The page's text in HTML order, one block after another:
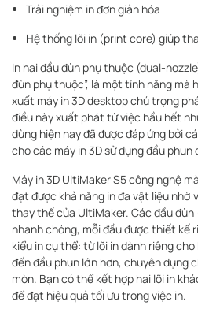
Trải nghiệm in đơn giản hóa
Hệ thống lõi in (print core) giúp
In hai đầu đùn phụ thuộc (dual-
đùn phụ thuộc”, là một tính năng mà
xuất máy in 3D desktop chú trọng
điều này xuất phát từ việc hầu hết
dùng hiện nay đã được đáp ứng bởi
cho các máy in 3D sử dụng đầu phun
Máy in 3D UltiMaker S5 công nghệ
đạt được khả năng in đa vật liệu nhờ
thay thế của UltiMaker. Các đầu
nhanh chóng, mỗi đầu được thiết kế
kiểu in cụ thể: từ lõi in dành riêng
đến đầu phun lớn hơn, chuyên dụng
mòn. Bạn có thể kết hợp hai lõi in
để đạt hiệu quả tối ưu trong việc in.